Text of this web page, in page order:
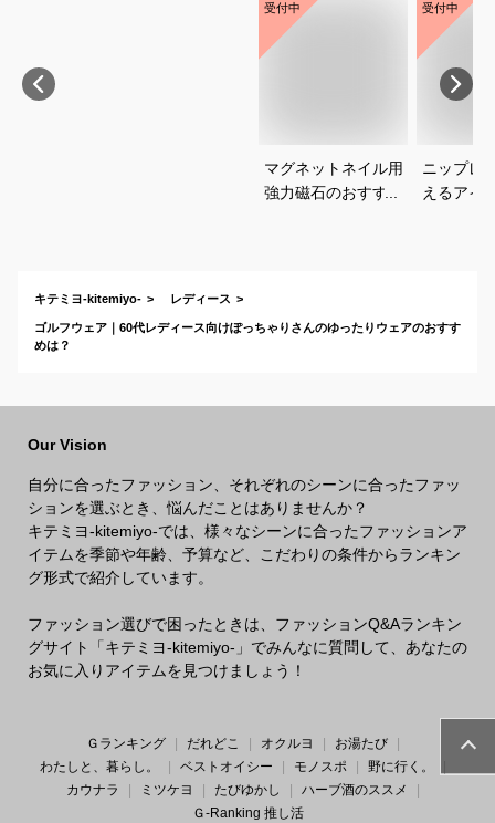
受付中
マグネットネイル用
強力磁石のおすすめ
受付中
ニップレ
えるアイ
キテミヨ-kitemiyo- レディース
ゴルフウェア｜60代レディース向けぽっちゃりさんのゆったりウェアのおすす
めは？
Our Vision
自分に合ったファッション、それぞれのシーンに合ったファッ
ションを選ぶとき、悩んだことはありませんか？
キテミヨ-kitemiyo-では、様々なシーンに合ったファッションア
イテムを季節や年齢、予算など、こだわりの条件からランキン
グ形式で紹介しています。
ファッション選びで困ったときは、ファッションQ&Aランキン
グサイト「キテミヨ-kitemiyo-」でみんなに質問して、あなたの
お気に入りアイテムを見つけましょう！
Ｇランキング だれどこ オクルヨ
お湯たび
わたしと、暮らし。
ベストオイシー モノスポ
野に行く。
カウナラ
ミツケヨ たびゆかし
ハーブ酒のススメ
Ｇ-Ranking 推し活